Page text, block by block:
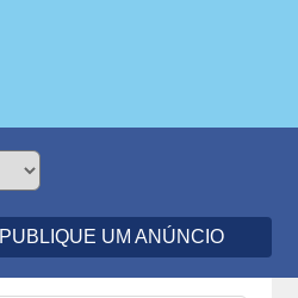
PUBLIQUE UM ANÚNCIO